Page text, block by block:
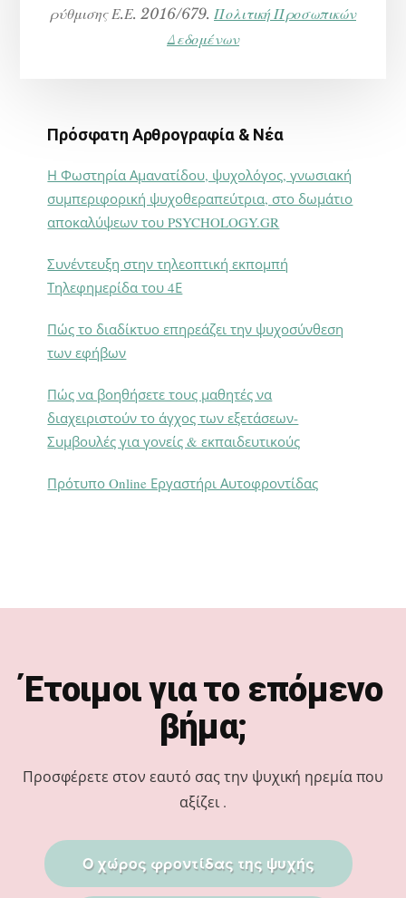
ρύθμισης Ε.Ε. 2016/679. Πολιτική Προσωπικών
Δεδομένων
Πρόσφατη Αρθρογραφία & Νέα
Η Φωστηρία Αμανατίδου, ψυχολόγος, γνωσιακή
συμπεριφορική ψυχοθεραπεύτρια, στο δωμάτιο
αποκαλύψεων του PSYCHOLOGY.GR
Συνέντευξη στην τηλεοπτική εκπομπή
Τηλεφημερίδα του 4Ε
Πώς το διαδίκτυο επηρεάζει την ψυχοσύνθεση
των εφήβων
Πώς να βοηθήσετε τους μαθητές να
διαχειριστούν το άγχος των εξετάσεων-
Συμβουλές για γονείς & εκπαιδευτικούς
Πρότυπο Online Εργαστήρι Αυτοφροντίδας
Έτοιμοι για το επόμενο
βήμα;
Προσφέρετε στον εαυτό σας την ψυχική ηρεμία που
αξίζει .
Ο χώρος φροντίδας της ψυχής